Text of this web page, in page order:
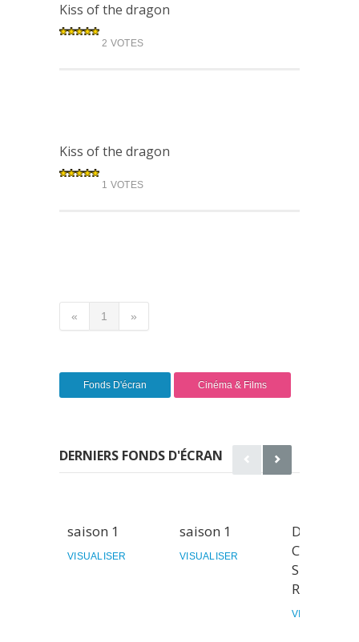
Kiss of the dragon
2 VOTES
Kiss of the dragon
1 VOTES
« 1 »
Fonds D'écran Cinéma & Films
DERNIERS FONDS D'ÉCRAN
saison 1
VISUALISER
saison 1
VISUALISER
Dans la
Chock'Lit
Shoppe de
Riverdale
VISUALISER